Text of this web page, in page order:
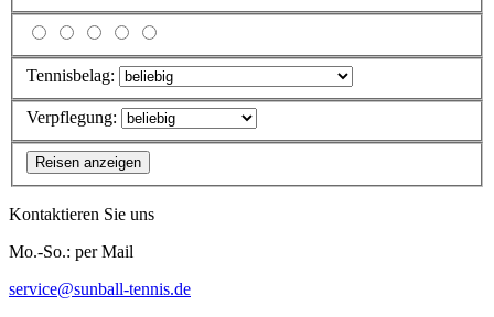
Tennisbelag:
Verpflegung:
Kontaktieren Sie uns
Mo.-So.: per Mail
service@sunball-tennis.de